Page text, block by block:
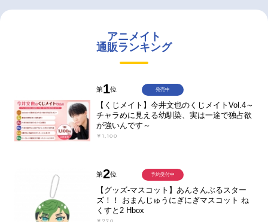
アニメイト
通販ランキング
第1位
【くじメイト】今井文也のくじメイトVol.4～
チャラめに見える幼馴染、実は一途で独占欲
が強いんです～
￥1,100
発売中
第2位
【グッズ-マスコット】あんさんぶるスター
ズ！！ おまんじゅうにぎにぎマスコット ね
くすと2 Hbox
予約受付中